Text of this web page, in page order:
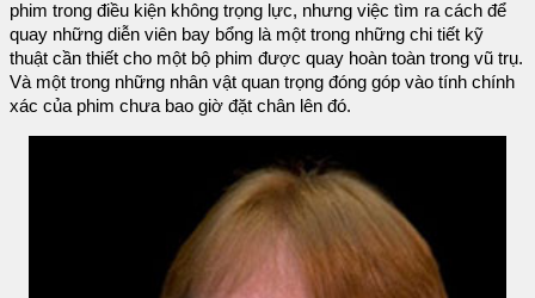
phim trong điều kiện không trọng lực, nhưng việc tìm ra cách để
quay những diễn viên bay bổng là một trong những chi tiết kỹ
thuật cần thiết cho một bộ phim được quay hoàn toàn trong vũ trụ.
Và một trong những nhân vật quan trọng đóng góp vào tính chính
xác của phim chưa bao giờ đặt chân lên đó.